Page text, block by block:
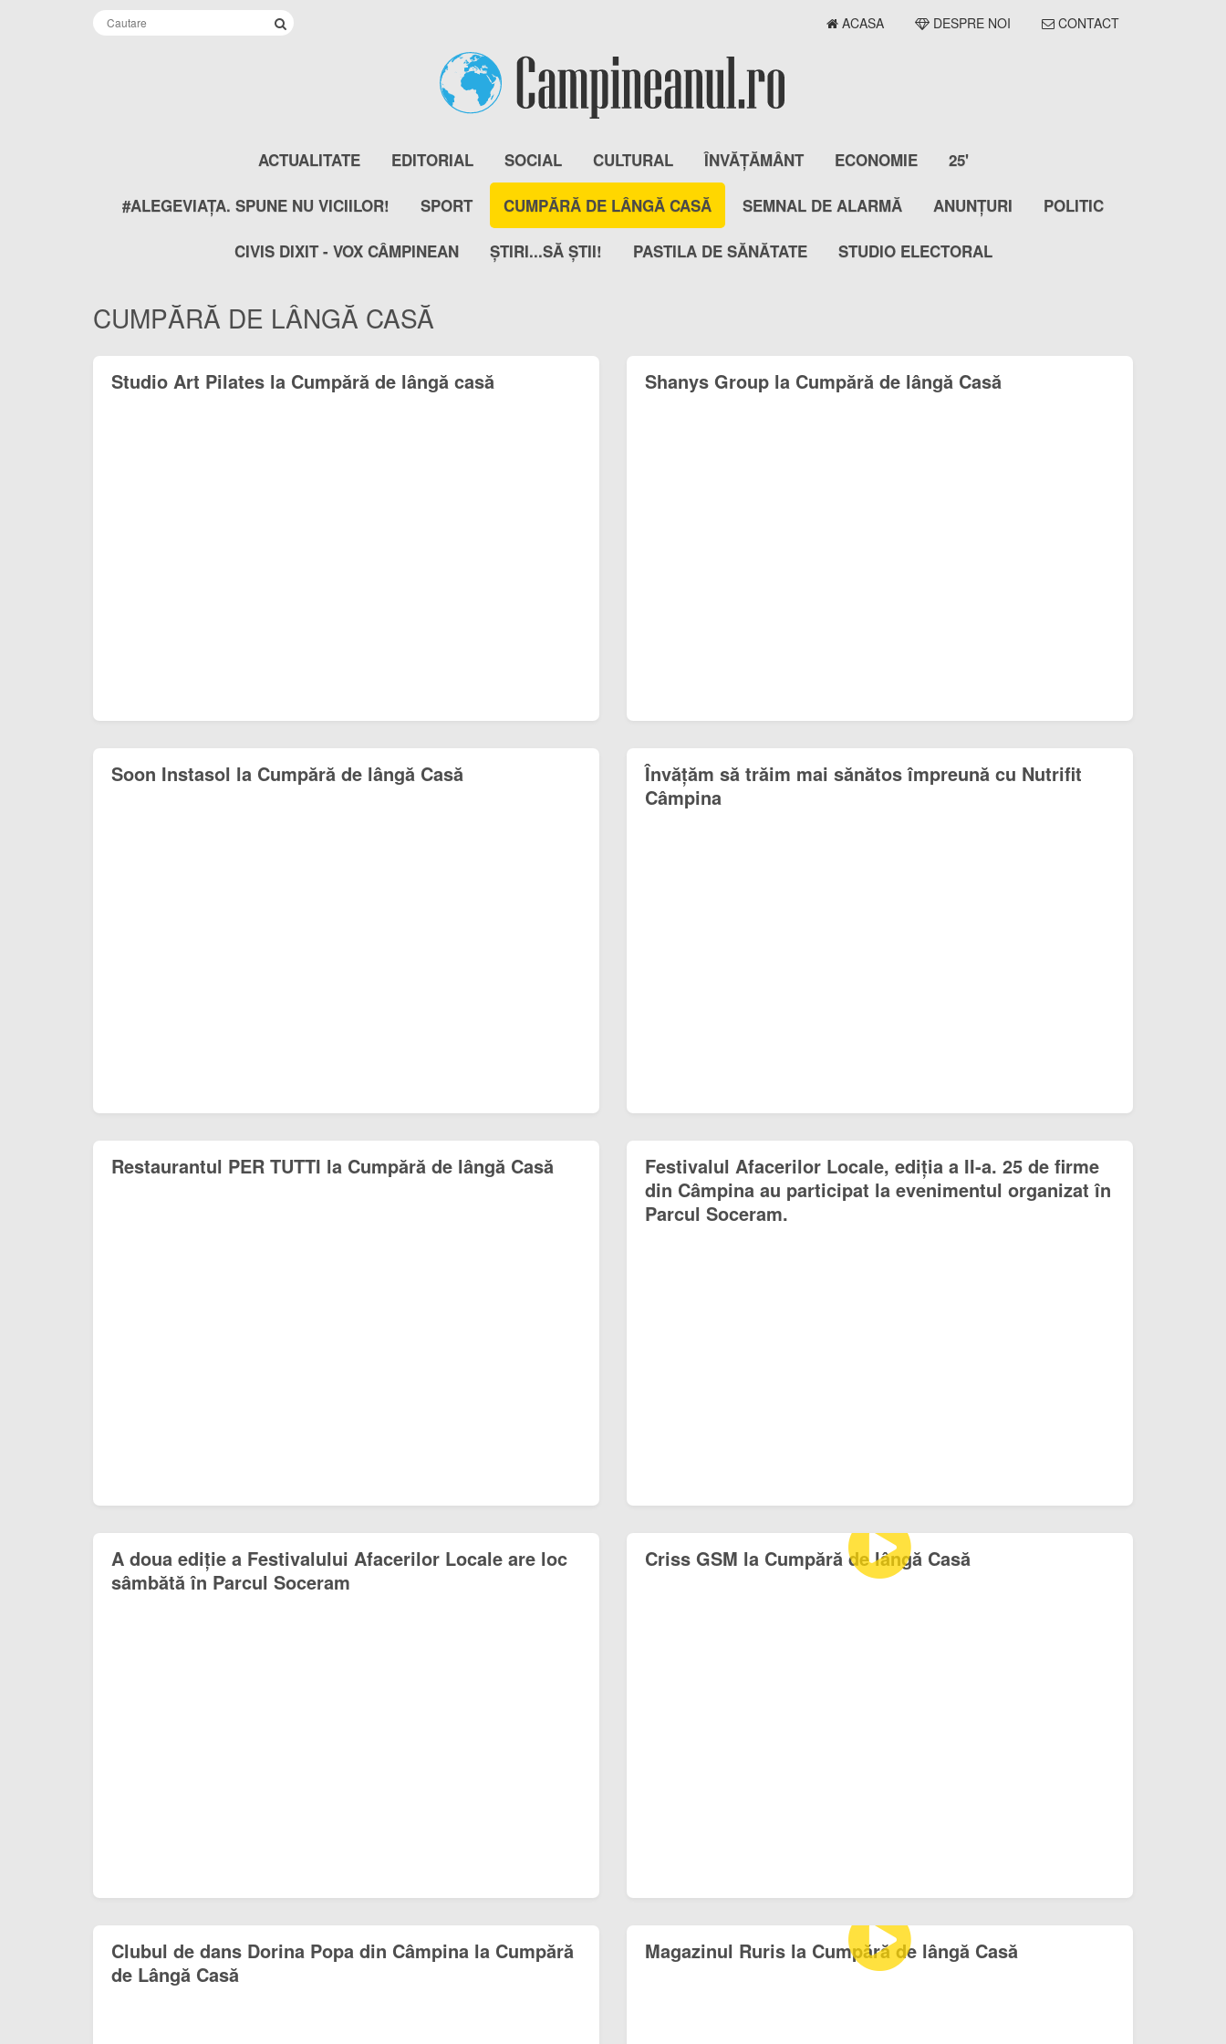
ACASA DESPRE NOI CONTACT
ACTUALITATE EDITORIAL SOCIAL CULTURAL ÎNVĂȚĂMÂNT ECONOMIE 25'
#ALEGEVIAȚA. SPUNE NU VICIILOR! SPORT CUMPĂRĂ DE LÂNGĂ CASĂ SEMNAL DE ALARMĂ ANUNȚURI POLITIC
CIVIS DIXIT - VOX CÂMPINEAN ȘTIRI...SĂ ȘTII! PASTILA DE SĂNĂTATE STUDIO ELECTORAL
CUMPĂRĂ DE LÂNGĂ CASĂ
Studio Art Pilates la Cumpără de lângă casă
Soon Instasol la Cumpără de lângă Casă
Restaurantul PER TUTTI la Cumpără de lângă Casă
A doua ediție a Festivalului Afacerilor Locale are loc
sâmbătă în Parcul Soceram
Clubul de dans Dorina Popa din Câmpina la Cumpără
de Lângă Casă
Shanys Group la Cumpără de lângă Casă
Învățăm să trăim mai sănătos împreună cu Nutrifit
Câmpina
Festivalul Afacerilor Locale, ediția a II-a. 25 de firme
din Câmpina au participat la evenimentul organizat în
Parcul Soceram.
Criss GSM la Cumpără de lângă Casă
Magazinul Ruris la Cumpără de lângă Casă